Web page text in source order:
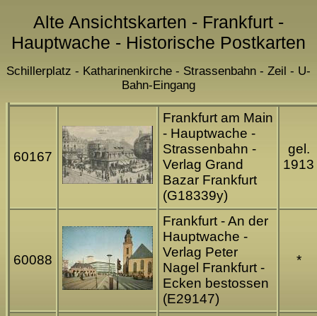
Alte Ansichtskarten - Frankfurt -
Hauptwache - Historische Postkarten
Schillerplatz - Katharinenkirche - Strassenbahn - Zeil - U-
Bahn-Eingang
60167
Frankfurt am Main
- Hauptwache -
Strassenbahn -
Verlag Grand
Bazar Frankfurt
(G18339y)
gel.
1913
60088
Frankfurt - An der
Hauptwache -
Verlag Peter
Nagel Frankfurt -
Ecken bestossen
(E29147)
*